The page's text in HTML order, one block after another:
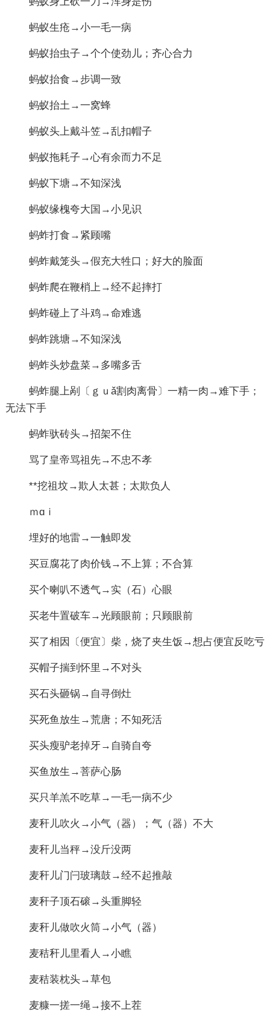
蚂蚁生疮→小一毛一病
蚂蚁抬虫子→个个使劲儿；齐心合力
蚂蚁抬食→步调一致
蚂蚁抬土→一窝蜂
蚂蚁头上戴斗笠→乱扣帽子
蚂蚁拖耗子→心有余而力不足
蚂蚁下塘→不知深浅
蚂蚁缘槐夸大国→小见识
蚂蚱打食→紧顾嘴
蚂蚱戴笼头→假充大牲口；好大的脸面
蚂蚱爬在鞭梢上→经不起摔打
蚂蚱碰上了斗鸡→命难逃
蚂蚱跳塘→不知深浅
蚂蚱头炒盘菜→多嘴多舌
蚂蚱腿上剐〔ｇｕǎ割肉离骨〕一精一肉→难下手；
无法下手
蚂蚱驮砖头→招架不住
骂了皇帝骂祖先→不忠不孝
**挖祖坟→欺人太甚；太欺负人
ｍɑｉ
埋好的地雷→一触即发
买豆腐花了肉价钱→不上算；不合算
买个喇叭不透气→实（石）心眼
买老牛置破车→光顾眼前；只顾眼前
买了相因〔便宜〕柴，烧了夹生饭→想占便宜反吃亏
买帽子揣到怀里→不对头
买石头砸锅→自寻倒灶
买死鱼放生→荒唐；不知死活
买头瘦驴老掉牙→自骑自夸
买鱼放生→菩萨心肠
买只羊羔不吃草→一毛一病不少
麦秆儿吹火→小气（器）；气（器）不大
麦秆儿当秤→没斤没两
麦秆儿门闩玻璃鼓→经不起推敲
麦秆子顶石磙→头重脚轻
麦秆儿做吹火筒→小气（器）
麦秸秆儿里看人→小瞧
麦秸装枕头→草包
麦糠一搓一绳→接不上茬